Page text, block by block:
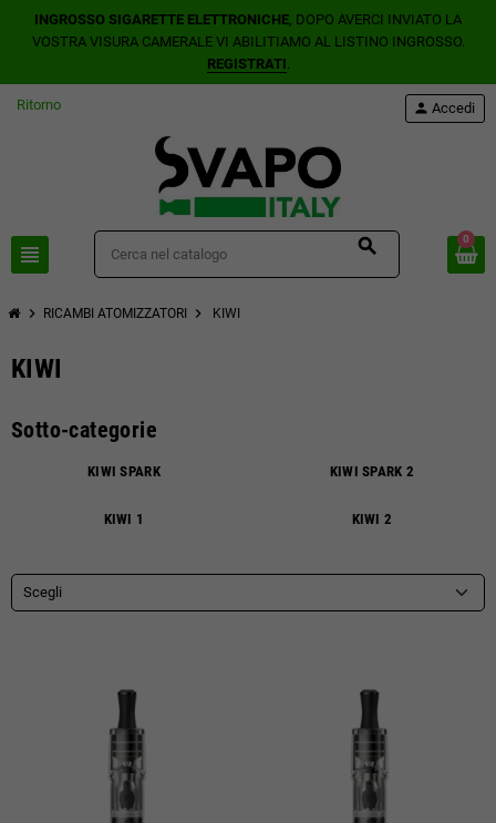
INGROSSO SIGARETTE ELETTRONICHE, DOPO AVERCI INVIATO LA
VOSTRA VISURA CAMERALE VI ABILITIAMO AL LISTINO INGROSSO.
REGISTRATI.
Ritorno
view_headline search
person Accedi
0
chevron_right RICAMBI ATOMIZZATORI chevron_right KIWI
KIWI
Sotto-categorie
KIWI SPARK KIWI SPARK 2
KIWI 1 KIWI 2
Scegli